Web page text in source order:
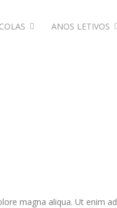
ANOS LETIVOS
magna aliqua. Ut enim ad